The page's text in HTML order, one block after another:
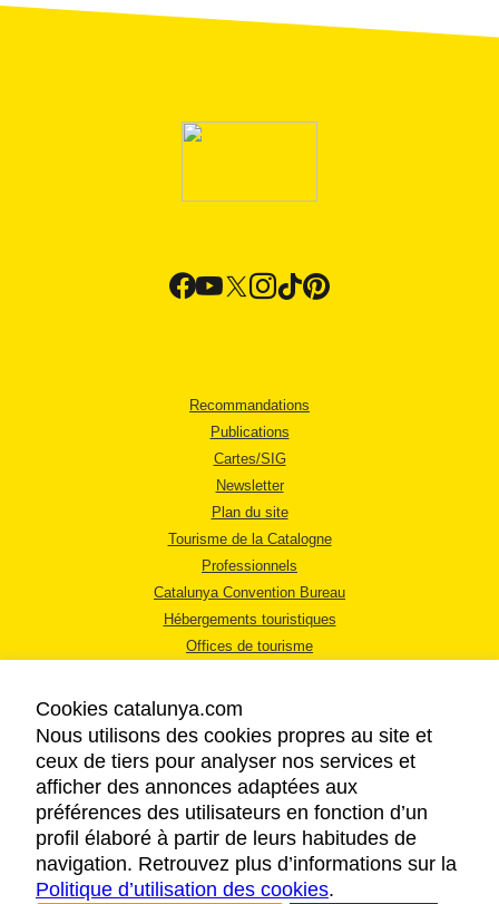
Recommandations
Publications
Cartes/SIG
Newsletter
Plan du site
Tourisme de la Catalogne
Professionnels
Catalunya Convention Bureau
Hébergements touristiques
Offices de tourisme
MENTIONS LÉGALES
RÈGLES DE CONFIDENTIALITÉ
COOKIES
ACCESSIBILITÉ
Cookies catalunya.com
Nous utilisons des cookies propres au site et
ceux de tiers pour analyser nos services et
afficher des annonces adaptées aux
préférences des utilisateurs en fonction d’un
profil élaboré à partir de leurs habitudes de
navigation. Retrouvez plus d’informations sur la
Politique d’utilisation des cookies.